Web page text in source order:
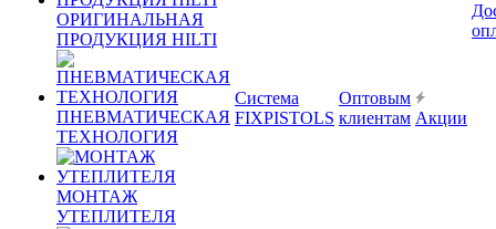
ОРИГИНАЛЬНАЯ
ПРОДУКЦИЯ HILTI
ПНЕВМАТИЧЕСКАЯ
ТЕХНОЛОГИЯ
МОНТАЖ
УТЕПЛИТЕЛЯ
Система
FIXPISTOLS
Оптовым
клиентам Акции